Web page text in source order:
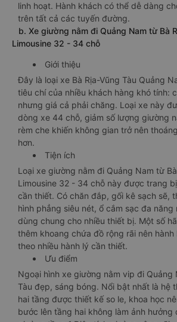
linh hoạt. Hành khách có thể dễ dàng
trên tất cả các tuyến đường.
b. Xe giường nằm đi Quảng Nam từ Bà
Limousine 32 - 34 chỗ
Giới thiệu
Đây là loại xe Bà Rịa-Vũng Tàu Quảng
tiêu chí của nhiều khách hàng khó tính:
nhưng giá cả phải chăng. Loại xe này
dòng xe 44 chỗ, giảm số lượng giường
rèm che khiến không gian trở nên
hơn.
Tiện ích
Loại xe giường nằm đi Quảng Nam từ
Limousine 32 - 34 chỗ này được trang
cần thiết. Có chăn đắp, gối kê sạch sẽ,
hình phẳng siêu nét, ổ cắm sạc đa
dùng chung cho nhiều thiết bị. Một số
thêm khoang chứa đồ rộng rãi nên
theo nhiều hành lý cần thiết.
Ưu điểm
Ngoại hình xe giường nằm vip đi Quảng
Tàu đẹp, sáng bóng. Nổi bật nhất là hệ
hai tầng được thiết kế so le, khoa học
bước lên tầng hai không làm ảnh hưởng